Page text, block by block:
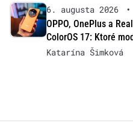
6. augusta 2026 •
OPPO, OnePlus a
ColorOS 17: Ktoré
Katarína Šimková